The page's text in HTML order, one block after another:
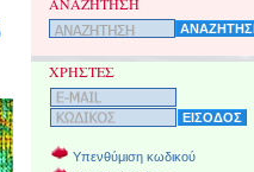
ΧΡΗΣΤΕΣ
Υπενθύμιση κωδικού